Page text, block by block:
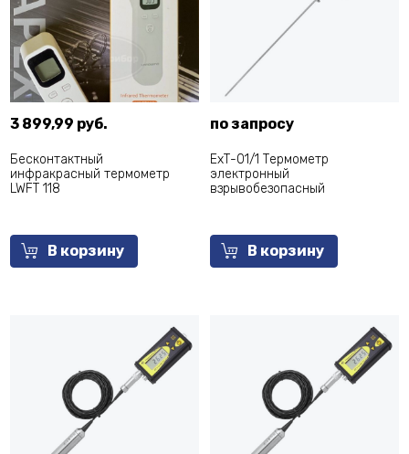
3 899,99 руб.
Бесконтактный
инфракрасный термометр
LWFT 118
В корзину
по запросу
ЕхТ-01/1 Термометр
электронный
взрывобезопасный
В корзину